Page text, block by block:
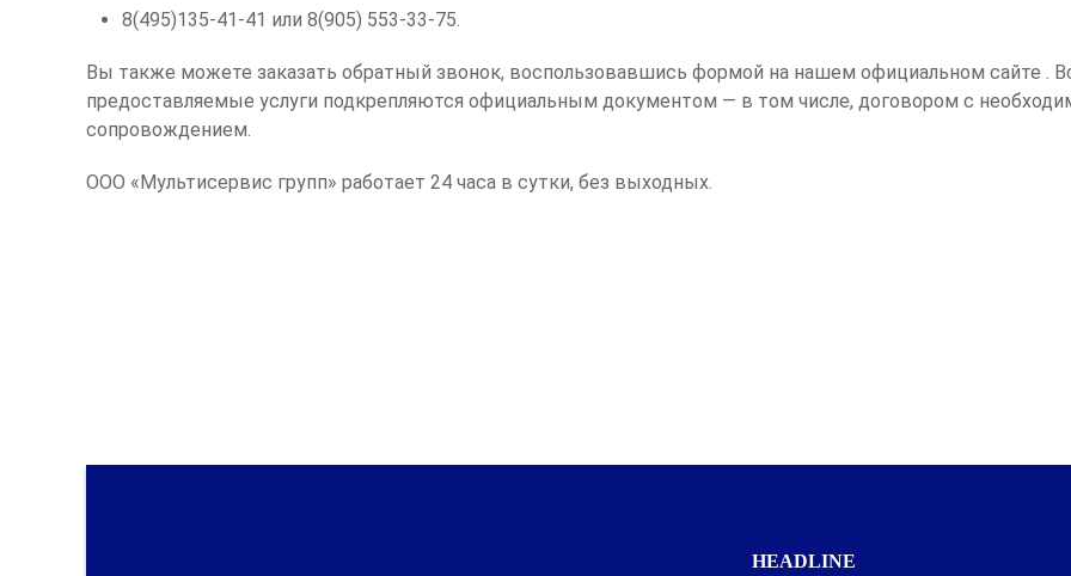
8(495)135-41-41 или 8(905) 553-33-75.
Вы также можете заказать обратный звонок, воспользовавшись формой на нашем официальном сайте .
предоставляемые услуги подкрепляются официальным документом — в том числе, договором с
сопровождением.
ООО «Мультисервис групп» работает 24 часа в сутки, без выходных.
HEADLINE